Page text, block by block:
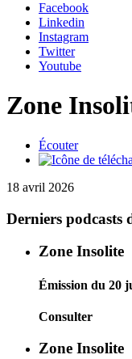
Facebook
Linkedin
Instagram
Twitter
Youtube
Zone
Écouter
18 avril 2026
Derniers podcasts
Zone Insolite
Émission du 20
Consulter
Zone Insolite